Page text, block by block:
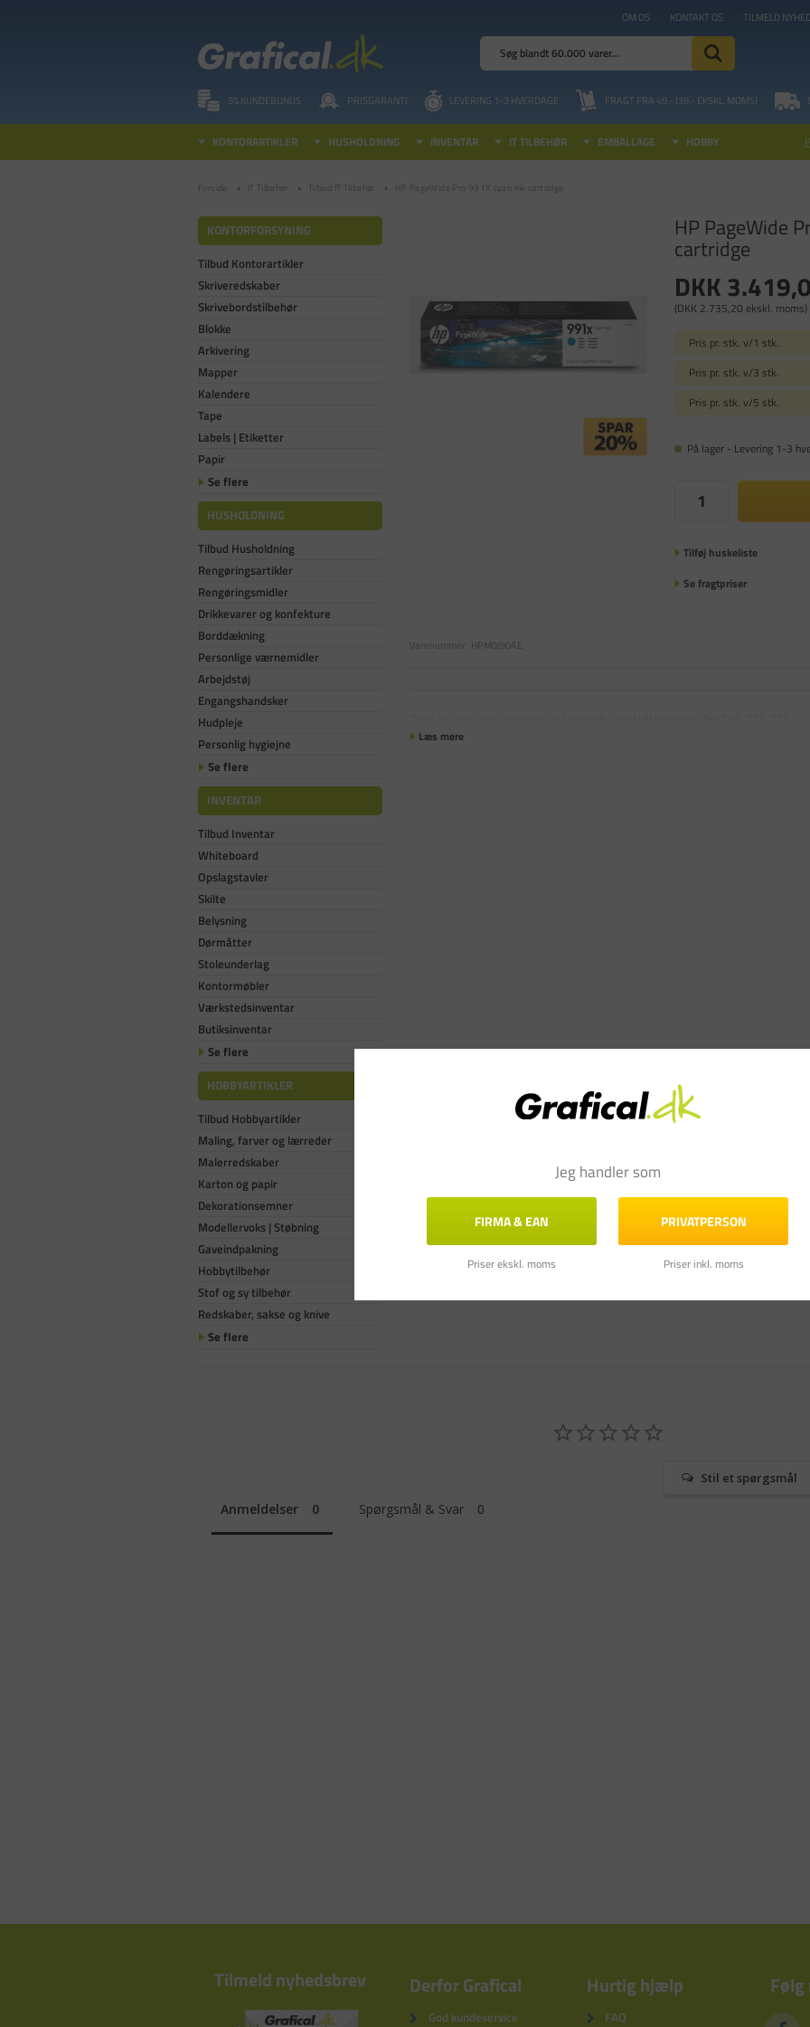
OM OS KONTAKT OS TILMELD
5% KUNDEBONUS PRISGARANTI LEVERING 1-3 HVERDAGE FRAGT FRA 49,- (39,- EKSKL. MOMS)
KONTORARTIKLER HUSHOLDNING INVENTAR IT TILBEHØR EMBALLAGE HOBBY
Forside IT Tilbehør Tilbud IT Tilbehør HP PageWide Pro 991X cyan ink cartridge
KONTORFORSYNING
Tilbud Kontorartikler
Skriveredskaber
Skrivebordstilbehør
Blokke
Arkivering
Mapper
Kalendere
Tape
Labels | Etiketter
Papir
Se flere
HUSHOLDNING
Tilbud Husholdning
Rengøringsartikler
Rengøringsmidler
Drikkevarer og konfekture
Borddækning
Personlige værnemidler
Arbejdstøj
Engangshandsker
Hudpleje
Personlig hygiejne
Se flere
INVENTAR
Tilbud Inventar
Whiteboard
Opslagstavler
Skilte
Belysning
Dørmåtter
Stoleunderlag
Kontormøbler
Værkstedsinventar
Butiksinventar
Se flere
HOBBYARTIKLER
Tilbud Hobbyartikler
Maling, farver og lærreder
Malerredskaber
Karton og papir
Dekorationsemner
Modellervoks | Støbning
Gaveindpakning
Hobbytilbehør
Stof og sy tilbehør
Redskaber, sakse og knive
Se flere
HP PageWide
cartridge
DKK
(DKK 2.735,20 ekskl. moms)
Pris pr. stk. v/1 stk.
Pris pr. stk. v/3 stk.
Pris pr. stk. v/5 stk.
På lager - Levering 1-3
Tilføj huskeliste
Se fragtpriser
Varenummer: HPM0J90AE
Læs mere
Stil et spørgsmål
Anmeldelser Spørgsmål & Svar
Tilmeld nyhedsbrev Derfor Grafical
God kundeservice
Hurtig hjælp
FAQ
Følg
Jeg handler som
FIRMA & EAN
Priser ekskl. moms
PRIVATPERSON
Priser inkl. moms